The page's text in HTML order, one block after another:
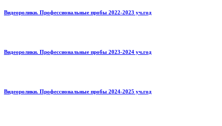
Видеоролики. Профессиональные пробы 2022-2023 уч.год
Видеоролики. Профессиональные пробы 2023-2024 уч.год
Видеоролики. Профессиональные пробы 2024-2025 уч.год